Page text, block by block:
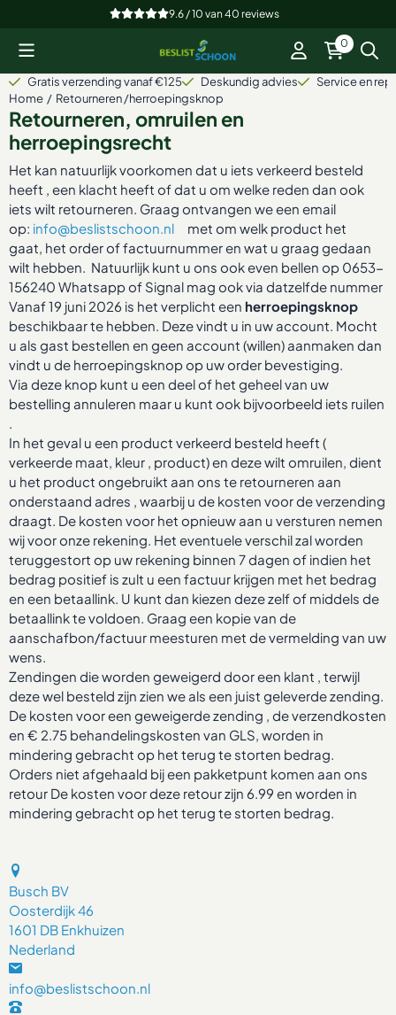
Cookievoorkeuren zijn beschikbaar. Kies instellingen of sta
9.6 / 10 van40 reviews
0
Gratis verzending vanaf €125 Deskundig advies
Service en
Home / Retourneren /herroepingsknop
Retourneren, omruilen en
herroepingsrecht
Het kan natuurlijk voorkomen dat u iets verkeerd besteld
heeft , een klacht heeft of dat u om welke reden dan ook
iets wilt retourneren. Graag ontvangen we een email
op: info@beslistschoon.nl met om welk product het
gaat, het order of factuurnummer en wat u graag gedaan
wilt hebben. Natuurlijk kunt u ons ook even bellen op 0653-
156240 Whatsapp of Signal mag ook via datzelfde nummer
Vanaf 19 juni 2026 is het verplicht een herroepingsknop
beschikbaar te hebben. Deze vindt u in uw account. Mocht
u als gast bestellen en geen account (willen) aanmaken dan
vindt u de herroepingsknop op uw order bevestiging.
Via deze knop kunt u een deel of het geheel van uw
bestelling annuleren maar u kunt ook bijvoorbeeld iets ruilen
.
In het geval u een product verkeerd besteld heeft (
verkeerde maat, kleur , product) en deze wilt omruilen, dient
u het product ongebruikt aan ons te retourneren aan
onderstaand adres , waarbij u de kosten voor de verzending
draagt. De kosten voor het opnieuw aan u versturen nemen
wij voor onze rekening. Het eventuele verschil zal worden
teruggestort op uw rekening binnen 7 dagen of indien het
bedrag positief is zult u een factuur krijgen met het bedrag
en een betaallink. U kunt dan kiezen deze zelf of middels de
betaallink te voldoen. Graag een kopie van de
aanschafbon/factuur meesturen met de vermelding van uw
wens.
Zendingen die worden geweigerd door een klant , terwijl
deze wel besteld zijn zien we als een juist geleverde zending.
De kosten voor een geweigerde zending , de verzendkosten
en € 2.75 behandelingskosten van GLS, worden in
mindering gebracht op het terug te storten bedrag.
Orders niet afgehaald bij een pakketpunt komen aan ons
retour De kosten voor deze retour zijn 6.99 en worden in
mindering gebracht op het terug te storten bedrag.
Busch BV
Oosterdijk 46
1601 DB Enkhuizen
Nederland
info@beslistschoon.nl